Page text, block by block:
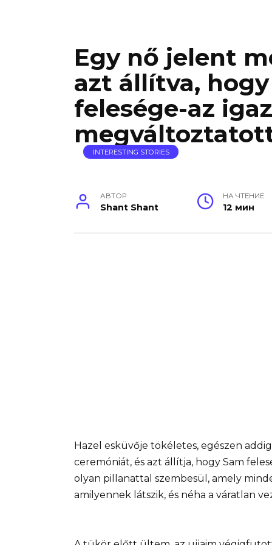
Egy nő jelent
azt állítva,
felesége-az
INTERESTING STORIES
АВТОР
Shant Shant
НА ЧТЕНИЕ
12 мин
Hazel esküvője tökéletes, egészen
ceremóniát, és azt állítja, hogy Sam
olyan pillanattal szembesül, amely
amilyennek látszik, és néha a váratlan